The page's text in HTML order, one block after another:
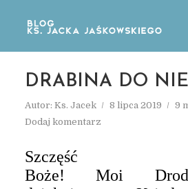
DRABINA DO
Autor: Ks. Jacek 8 lipca 2019
9
Dodaj komentarz
Szczęść
Boże! Moi